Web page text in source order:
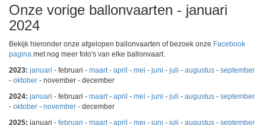
content
Onze vorige ballonvaarten - januari
2024
Bekijk hieronder onze afgelopen ballonvaarten of bezoek onze Facebook
pagina met nog meer foto's van elke ballonvaart.
2023: januari - februari - maart- april - mei - juni - juli - augustus - september
- oktober - november - december
2024: januari - februari - maart- april - mei - juni - juli - augustus - september
- oktober - november - december
2025: januari - februari - maart- april - mei - juni - juli - augustus - september